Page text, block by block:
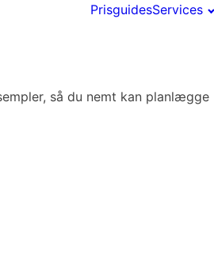
PrisguidesServices
så du nemt kan planlægge